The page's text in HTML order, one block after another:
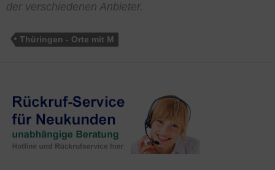
der verschiedenen Anbieter.
Thüringen - Orte mit M